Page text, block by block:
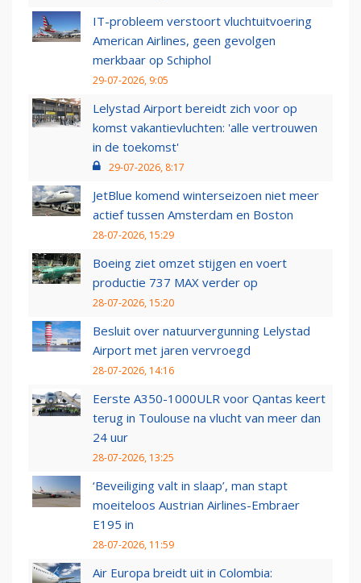
IT-probleem verstoort vluchtuitvoering
American Airlines, geen gevolgen
merkbaar op Schiphol
29-07-2026, 9:05
Lelystad Airport bereidt zich voor op
komst vakantievluchten: 'alle vertrouwen
in de toekomst'
29-07-2026, 8:17
JetBlue komend winterseizoen niet meer
actief tussen Amsterdam en Boston
28-07-2026, 15:29
Boeing ziet omzet stijgen en voert
productie 737 MAX verder op
28-07-2026, 15:20
Besluit over natuurvergunning Lelystad
Airport met jaren vervroegd
28-07-2026, 14:16
Eerste A350-1000ULR voor Qantas keert
terug in Toulouse na vlucht van meer dan
24 uur
28-07-2026, 13:25
‘Beveiliging valt in slaap’, man stapt
moeiteloos Austrian Airlines-Embraer
E195 in
28-07-2026, 11:59
Air Europa breidt uit in Colombia: